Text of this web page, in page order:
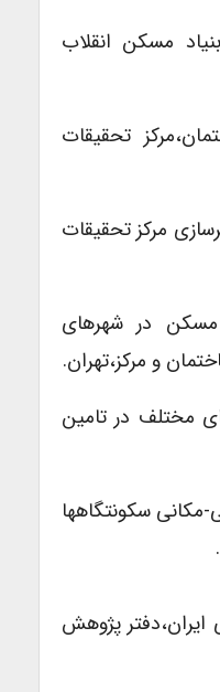
مسکن انقلاب
ساختمان،مرکز تحقیقات
شهرسازی مرکز تحقیقات
ساخت مسکن در شهرهای
و مرکز،تهران.
کشورهای مختلف در تامین
فضایی-مکانی سکونتگاهها
و شهرسازی ایران،دفتر پژوهش